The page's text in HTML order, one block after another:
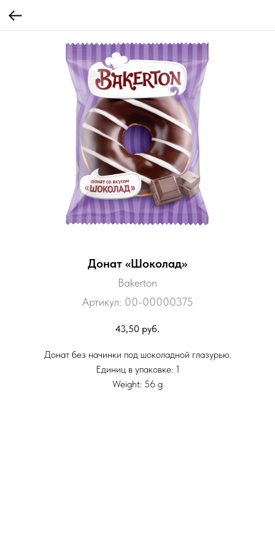
Донат «Шоколад»
Bakerton
Артикул: 00-00000375
43,50 руб.
Донат без начинки под шоколадной глазурью.
Единиц в упаковке: 1
Weight: 56 g